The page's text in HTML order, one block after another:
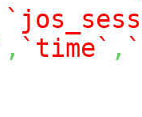
, `time` ,